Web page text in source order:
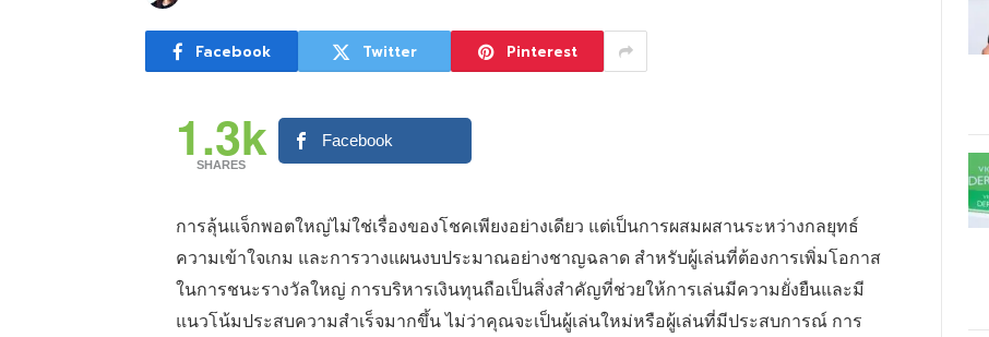
Facebook Twitter Pinterest
1.3k
SHARES
Facebook
การลุ้นแจ็กพอตใหญ่ไม่ใช่เรื่องของโชคเพียงอย่างเดียว แต่เป็นการผสมผสานระหว่างกลยุทธ์
ความเข้าใจเกม และการวางแผนงบประมาณอย่างชาญฉลาด สำหรับผู้เล่นที่ต้องการเพิ่มโอกาส
ในการชนะรางวัลใหญ่ การบริหารเงินทุนถือเป็นสิ่งสำคัญที่ช่วยให้การเล่นมีความยั่งยืนและมี
แนวโน้มประสบความสำเร็จมากขึ้น ไม่ว่าคุณจะเป็นผู้เล่นใหม่หรือผู้เล่นที่มีประสบการณ์ การ